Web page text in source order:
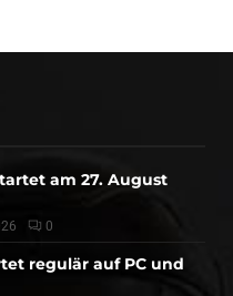
am 27. August
0
regulär auf PC und